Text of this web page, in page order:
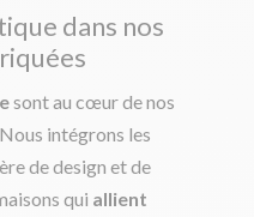
dans nos
sont au cœur de nos
intégrons les
de design et de
qui allient